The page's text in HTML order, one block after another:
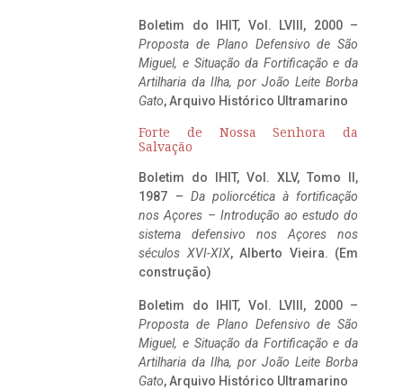
Boletim do IHIT, Vol. LVIII, 2000 –
Proposta de Plano Defensivo de São
Miguel, e Situação da Fortificação e da
Artilharia da Ilha, por João Leite Borba
Gato, Arquivo Histórico Ultramarino
Forte de Nossa Senhora da
Salvação
Boletim do IHIT, Vol. XLV, Tomo II,
1987 – Da poliorcética à fortificação
nos Açores – Introdução ao estudo do
sistema defensivo nos Açores nos
séculos XVI-XIX, Alberto Vieira. (Em
construção)
Boletim do IHIT, Vol. LVIII, 2000 –
Proposta de Plano Defensivo de São
Miguel, e Situação da Fortificação e da
Artilharia da Ilha, por João Leite Borba
Gato, Arquivo Histórico Ultramarino